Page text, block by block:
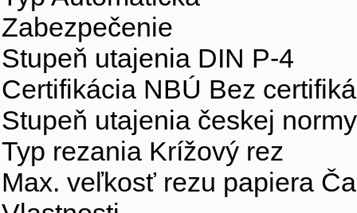
Zabezpečenie
Stupeň utajenia DIN P-4
Certifikácia NBÚ Bez
Stupeň utajenia českej
Typ rezania Krížový rez
Max. veľkosť rezu papiera